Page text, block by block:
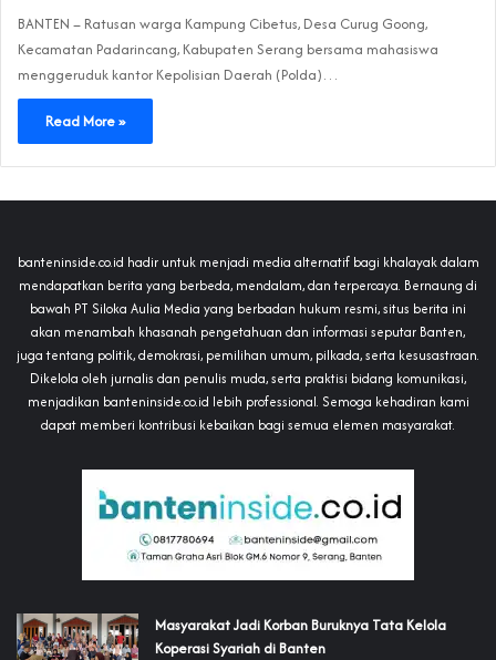
BANTEN – Ratusan warga Kampung Cibetus, Desa Curug Goong,
Kecamatan Padarincang, Kabupaten Serang bersama mahasiswa
menggeruduk kantor Kepolisian Daerah (Polda)…
Read More »
banteninside.co.id hadir untuk menjadi media alternatif bagi khalayak dalam
mendapatkan berita yang berbeda, mendalam, dan terpercaya. Bernaung di
bawah PT Siloka Aulia Media yang berbadan hukum resmi, situs berita ini
akan menambah khasanah pengetahuan dan informasi seputar Banten,
juga tentang politik, demokrasi, pemilihan umum, pilkada, serta kesusastraan.
Dikelola oleh jurnalis dan penulis muda, serta praktisi bidang komunikasi,
menjadikan banteninside.co.id lebih professional. Semoga kehadiran kami
dapat memberi kontribusi kebaikan bagi semua elemen masyarakat.
‎Masyarakat Jadi Korban Buruknya Tata Kelola
Koperasi Syariah di Banten